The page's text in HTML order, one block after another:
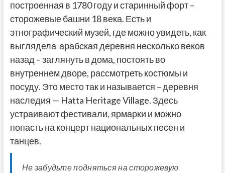
построенная в 1780 году и старинный форт –
сторожевые башни 18 века. Есть и
этнографический музей, где можно увидеть, как
выглядела арабская деревня несколько веков
назад – заглянуть в дома, постоять во
внутреннем дворе, рассмотреть костюмы и
посуду. Это место так и называется – деревня
наследия — Hatta Heritage Village. Здесь
устраивают фестивали, ярмарки и можно
попасть на концерт национальных песен и
танцев.
Не забудьте подняться на сторожевую